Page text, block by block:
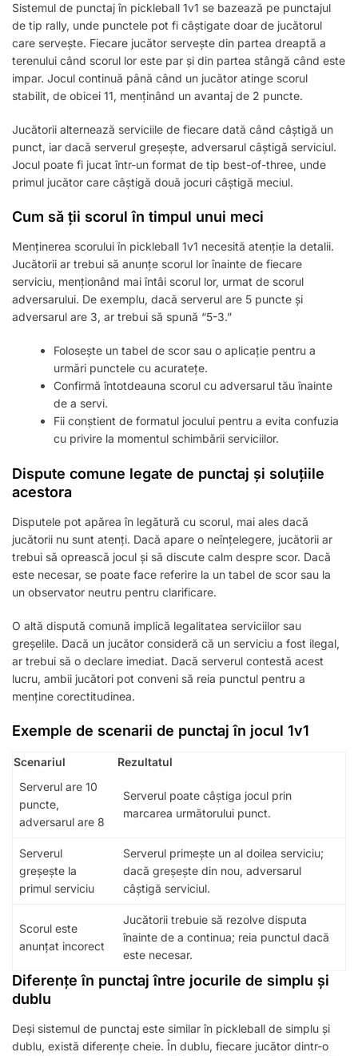
Sistemul de punctaj în pickleball 1v1 se bazează pe punctajul
de tip rally, unde punctele pot fi câștigate doar de jucătorul
care servește. Fiecare jucător servește din partea dreaptă a
terenului când scorul lor este par și din partea stângă când este
impar. Jocul continuă până când un jucător atinge scorul
stabilit, de obicei 11, menținând un avantaj de 2 puncte.
Jucătorii alternează serviciile de fiecare dată când câștigă un
punct, iar dacă serverul greșește, adversarul câștigă serviciul.
Jocul poate fi jucat într-un format de tip best-of-three, unde
primul jucător care câștigă două jocuri câștigă meciul.
Cum să ții scorul în timpul unui meci
Menținerea scorului în pickleball 1v1 necesită atenție la detalii.
Jucătorii ar trebui să anunțe scorul lor înainte de fiecare
serviciu, menționând mai întâi scorul lor, urmat de scorul
adversarului. De exemplu, dacă serverul are 5 puncte și
adversarul are 3, ar trebui să spună “5-3.”
Folosește un tabel de scor sau o aplicație pentru a
urmări punctele cu acuratețe.
Confirmă întotdeauna scorul cu adversarul tău înainte
de a servi.
Fii conștient de formatul jocului pentru a evita confuzia
cu privire la momentul schimbării serviciilor.
Dispute comune legate de punctaj și soluțiile
acestora
Disputele pot apărea în legătură cu scorul, mai ales dacă
jucătorii nu sunt atenți. Dacă apare o neînțelegere, jucătorii ar
trebui să oprească jocul și să discute calm despre scor. Dacă
este necesar, se poate face referire la un tabel de scor sau la
un observator neutru pentru clarificare.
O altă dispută comună implică legalitatea serviciilor sau
greșelile. Dacă un jucător consideră că un serviciu a fost ilegal,
ar trebui să o declare imediat. Dacă serverul contestă acest
lucru, ambii jucători pot conveni să reia punctul pentru a
menține corectitudinea.
Exemple de scenarii de punctaj în jocul 1v1
Scenariul
Rezultatul
Serverul are 10
puncte,
adversarul are 8
Serverul poate câștiga jocul prin
marcarea următorului punct.
Serverul
greșește la
primul serviciu
Serverul primește un al doilea serviciu;
dacă greșește din nou, adversarul
câștigă serviciul.
Scorul este
anunțat incorect
Jucătorii trebuie să rezolve disputa
înainte de a continua; reia punctul dacă
este necesar.
Diferențe în punctaj între jocurile de simplu și
dublu
Deși sistemul de punctaj este similar în pickleball de simplu și
dublu, există diferențe cheie. În dublu, fiecare jucător dintr-o